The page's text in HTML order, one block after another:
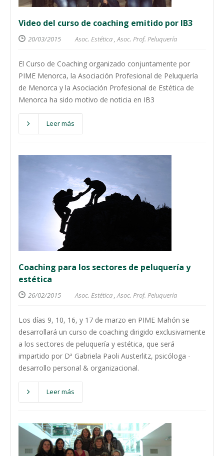
Video del curso de coaching emitido por IB3
20/03/2015 Asoc. Estética,Asoc. Prof. Peluquería
El Curso de Coaching organizado conjuntamente por
PIME Menorca, la Asociación Profesional de Peluquería
de Menorca y la Asociación Profesional de Estética de
Menorca ha sido motivo de noticia en IB3
Leer más
Coaching para los sectores de peluquería y
estética
26/02/2015 Asoc. Estética,Asoc. Prof. Peluquería
Los días 9, 10, 16, y 17 de marzo en PIME Mahón se
desarrollará un curso de coaching dirigido exclusivamente
a los sectores de peluquería y estética, que será
impartido por Dª Gabriela Paoli Austerlitz, psicóloga -
desarrollo personal & organizacional.
Leer más